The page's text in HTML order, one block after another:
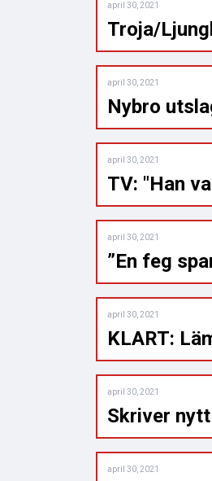
april 30, 2021
Troja/
april 30, 2021
Nybro
april 30, 2021
TV: "Han
april 30, 2021
”En feg
april 30, 2021
KLART:
april 30, 2021
Skriver
april 30, 2021